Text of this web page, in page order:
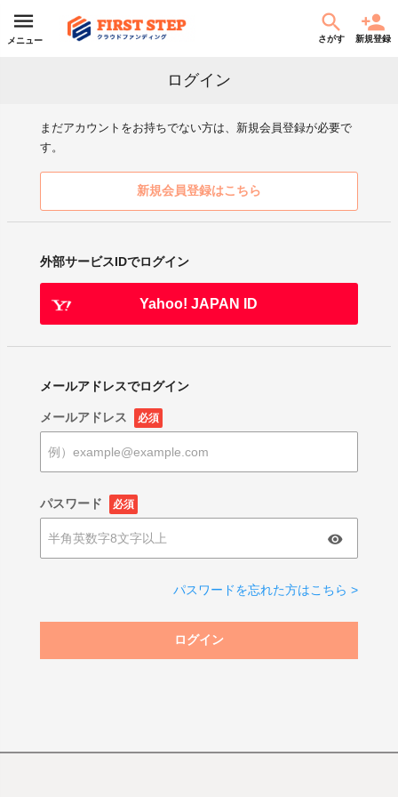
メニュー さがす 新規登録
ログイン
まだアカウントをお持ちでない方は、新規会員登録が必要で
す。
新規会員登録はこちら
外部サービスIDでログイン
Yahoo! JAPAN ID
メールアドレスでログイン
メールアドレス 必須
パスワード 必須
パスワードを忘れた方はこちら >
ログイン